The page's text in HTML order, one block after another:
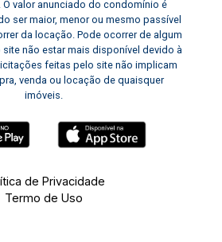
O valor anunciado do condomínio é
ser maior, menor ou mesmo passível
da locação. Pode ocorrer de algum
não estar mais disponível devido à
feitas pelo site não implicam
venda ou locação de quaisquer
imóveis.
de Privacidade
Termo de Uso